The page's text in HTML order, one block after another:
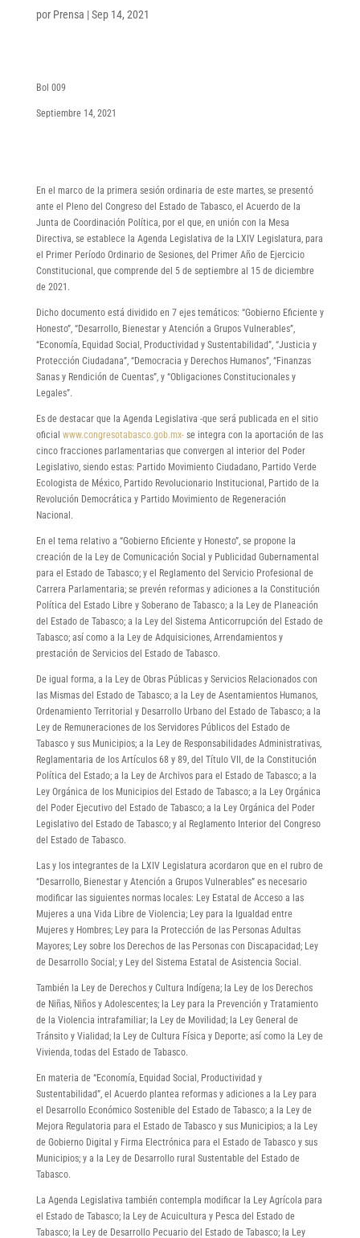
por Prensa |Sep 14, 2021
Bol 009
Septiembre 14, 2021
En el marco de la primera sesión ordinaria de este martes, se presentó
ante el Pleno del Congreso del Estado de Tabasco, el Acuerdo de la
Junta de Coordinación Política, por el que, en unión con la Mesa
Directiva, se establece la Agenda Legislativa de la LXIV Legislatura, para
el Primer Período Ordinario de Sesiones, del Primer Año de Ejercicio
Constitucional, que comprende del 5 de septiembre al 15 de diciembre
de 2021.
Dicho documento está dividido en 7 ejes temáticos: “Gobierno Eficiente y
Honesto”, “Desarrollo, Bienestar y Atención a Grupos Vulnerables”,
“Economía, Equidad Social, Productividad y Sustentabilidad”, “Justicia y
Protección Ciudadana”, “Democracia y Derechos Humanos”, “Finanzas
Sanas y Rendición de Cuentas”, y “Obligaciones Constitucionales y
Legales”.
Es de destacar que la Agenda Legislativa -que será publicada en el sitio
oficial www.congresotabasco.gob.mx-se integra con la aportación de las
cinco fracciones parlamentarias que convergen al interior del Poder
Legislativo, siendo estas: Partido Movimiento Ciudadano, Partido Verde
Ecologista de México, Partido Revolucionario Institucional, Partido de la
Revolución Democrática y Partido Movimiento de Regeneración
Nacional.
En el tema relativo a “Gobierno Eficiente y Honesto”, se propone la
creación de la Ley de Comunicación Social y Publicidad Gubernamental
para el Estado de Tabasco; y el Reglamento del Servicio Profesional de
Carrera Parlamentaria; se prevén reformas y adiciones a la Constitución
Política del Estado Libre y Soberano de Tabasco; a la Ley de Planeación
del Estado de Tabasco; a la Ley del Sistema Anticorrupción del Estado de
Tabasco; así como a la Ley de Adquisiciones, Arrendamientos y
prestación de Servicios del Estado de Tabasco.
De igual forma, a la Ley de Obras Públicas y Servicios Relacionados con
las Mismas del Estado de Tabasco; a la Ley de Asentamientos Humanos,
Ordenamiento Territorial y Desarrollo Urbano del Estado de Tabasco; a la
Ley de Remuneraciones de los Servidores Públicos del Estado de
Tabasco y sus Municipios; a la Ley de Responsabilidades Administrativas,
Reglamentaria de los Artículos 68 y 89, del Título VII, de la Constitución
Política del Estado; a la Ley de Archivos para el Estado de Tabasco; a la
Ley Orgánica de los Municipios del Estado de Tabasco; a la Ley Orgánica
del Poder Ejecutivo del Estado de Tabasco; a la Ley Orgánica del Poder
Legislativo del Estado de Tabasco; y al Reglamento Interior del Congreso
del Estado de Tabasco.
Las y los integrantes de la LXIV Legislatura acordaron que en el rubro de
“Desarrollo, Bienestar y Atención a Grupos Vulnerables” es necesario
modificar las siguientes normas locales: Ley Estatal de Acceso a las
Mujeres a una Vida Libre de Violencia; Ley para la Igualdad entre
Mujeres y Hombres; Ley para la Protección de las Personas Adultas
Mayores; Ley sobre los Derechos de las Personas con Discapacidad; Ley
de Desarrollo Social; y Ley del Sistema Estatal de Asistencia Social.
También la Ley de Derechos y Cultura Indígena; la Ley de los Derechos
de Niñas, Niños y Adolescentes; la Ley para la Prevención y Tratamiento
de la Violencia intrafamiliar; la Ley de Movilidad; la Ley General de
Tránsito y Vialidad; la Ley de Cultura Física y Deporte; así como la Ley de
Vivienda, todas del Estado de Tabasco.
En materia de “Economía, Equidad Social, Productividad y
Sustentabilidad”, el Acuerdo plantea reformas y adiciones a la Ley para
el Desarrollo Económico Sostenible del Estado de Tabasco; a la Ley de
Mejora Regulatoria para el Estado de Tabasco y sus Municipios; a la Ley
de Gobierno Digital y Firma Electrónica para el Estado de Tabasco y sus
Municipios; y a la Ley de Desarrollo rural Sustentable del Estado de
Tabasco.
La Agenda Legislativa también contempla modificar la Ley Agrícola para
el Estado de Tabasco; la Ley de Acuicultura y Pesca del Estado de
Tabasco; la Ley de Desarrollo Pecuario del Estado de Tabasco; la Ley